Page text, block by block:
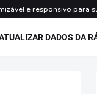
e responsivo para
DADOS DA